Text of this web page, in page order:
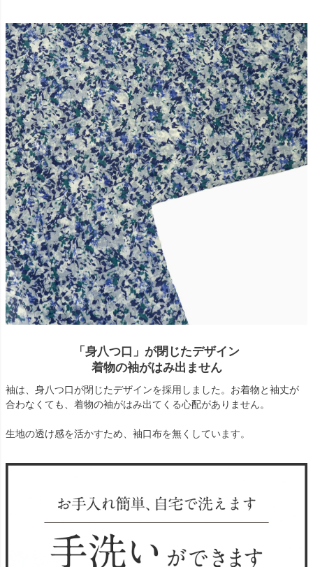
「身八つ口」が閉じたデザイン
着物の袖がはみ出ません
袖は、身八つ口が閉じたデザインを採用しました。お着物と袖丈が
合わなくても、着物の袖がはみ出てくる心配がありません。
生地の透け感を活かすため、袖口布を無くしています。